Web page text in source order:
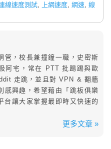
線速度測試, 上網速度, 網速, 線
管，校長兼撞鐘一職，史密斯
阿宅，常在 PTT 批踢踢與歐
走跳，並且對 VPN & 翻牆
感興趣，希望藉由「跳板俱樂
台讓大家掌握最即時又快速的
更多文章 »